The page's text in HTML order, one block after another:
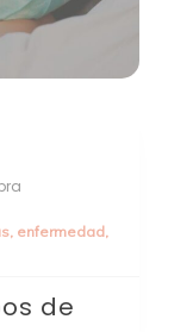
, enfermedad,
de